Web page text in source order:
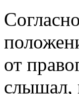
от
слышал,